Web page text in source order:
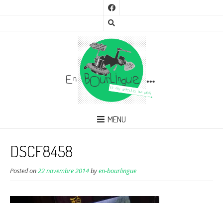
MENU
DSCF8458
Posted on22 novembre 2014byen-bourlingue